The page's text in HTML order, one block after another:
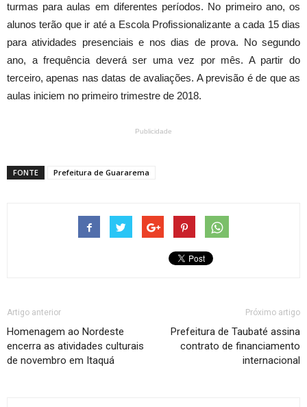
turmas para aulas em diferentes períodos. No primeiro ano, os
alunos terão que ir até a Escola Profissionalizante a cada 15 dias
para atividades presenciais e nos dias de prova. No segundo
ano, a frequência deverá ser uma vez por mês. A partir do
terceiro, apenas nas datas de avaliações. A previsão é de que as
aulas iniciem no primeiro trimestre de 2018.
Publicidade
FONTE Prefeitura de Guararema
Artigo anterior
Homenagem ao Nordeste
encerra as atividades culturais
de novembro em Itaquá
Próximo artigo
Prefeitura de Taubaté assina
contrato de financiamento
internacional